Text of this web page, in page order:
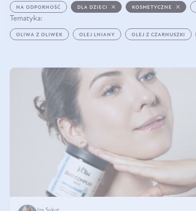
NA ODPORNOŚĆ DLA DZIECI KOSMETYCZNE
Tematyka:
OLIWA Z OLIWEK OLEJ LNIANY OLEJ Z CZARNUSZKI